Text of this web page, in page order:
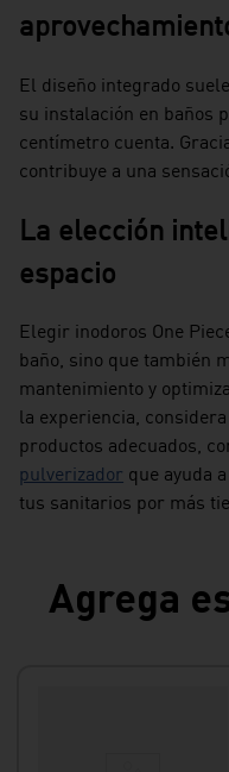
El diseño integrado
su instalación en baños
centímetro cuenta.
contribuye a una
La elección
espacio
Elegir inodoros One
baño, sino que también
mantenimiento y
la experiencia,
productos adecuados,
pulverizador que ayuda
tus sanitarios por más
Agrega